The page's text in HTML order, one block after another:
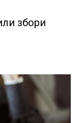
збори